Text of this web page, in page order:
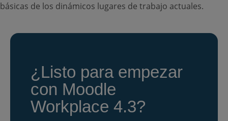
básicas de los dinámicos lugares de trabajo actuales.
¿Listo para empezar
con Moodle
Workplace 4.3?